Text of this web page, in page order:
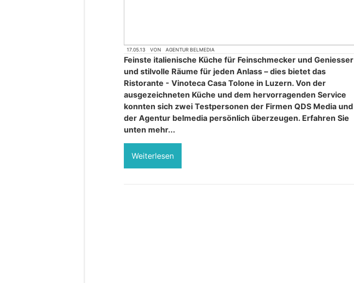
17.05.13 VON AGENTUR BELMEDIA
Feinste italienische Küche für Feinschmecker und Geniesser
und stilvolle Räume für jeden Anlass – dies bietet das
Ristorante - Vinoteca Casa Tolone in Luzern. Von der
ausgezeichneten Küche und dem hervorragenden Service
konnten sich zwei Testpersonen der Firmen QDS Media und
der Agentur belmedia persönlich überzeugen. Erfahren Sie
unten mehr...
Weiterlesen